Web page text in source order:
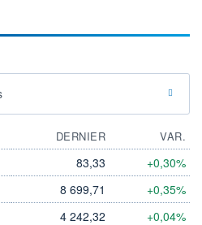
DERNIER
VAR.
83,33 +0,30%
8 699,71 +0,35%
4 242,32 +0,04%